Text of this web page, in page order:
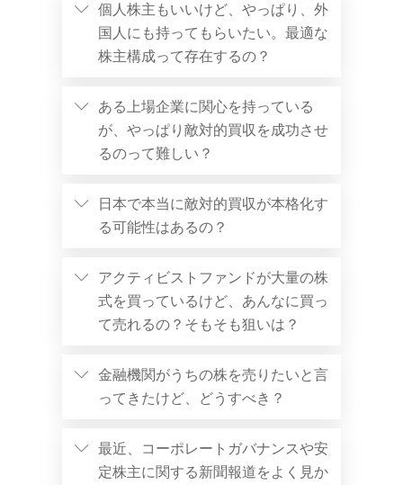
個人株主もいいけど、やっぱり、外
国人にも持ってもらいたい。最適な
株主構成って存在するの？
ある上場企業に関心を持っている
が、やっぱり敵対的買収を成功させ
るのって難しい？
日本で本当に敵対的買収が本格化す
る可能性はあるの？
アクティビストファンドが大量の株
式を買っているけど、あんなに買っ
て売れるの？そもそも狙いは？
金融機関がうちの株を売りたいと言
ってきたけど、どうすべき？
最近、コーポレートガバナンスや安
定株主に関する新聞報道をよく見か